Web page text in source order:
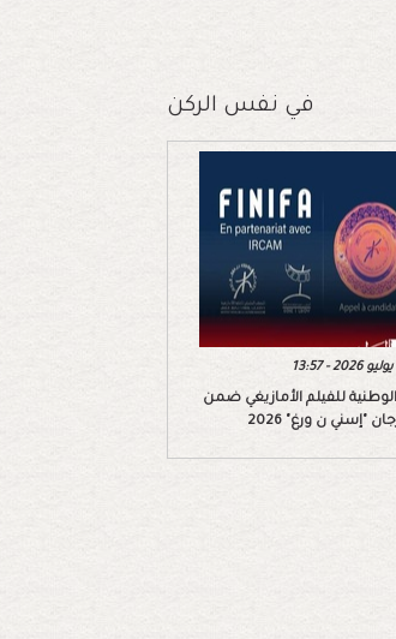
في نفس الركن
للفيلم الأمازيغي ضمن
"إسني ن ورغ" 2026